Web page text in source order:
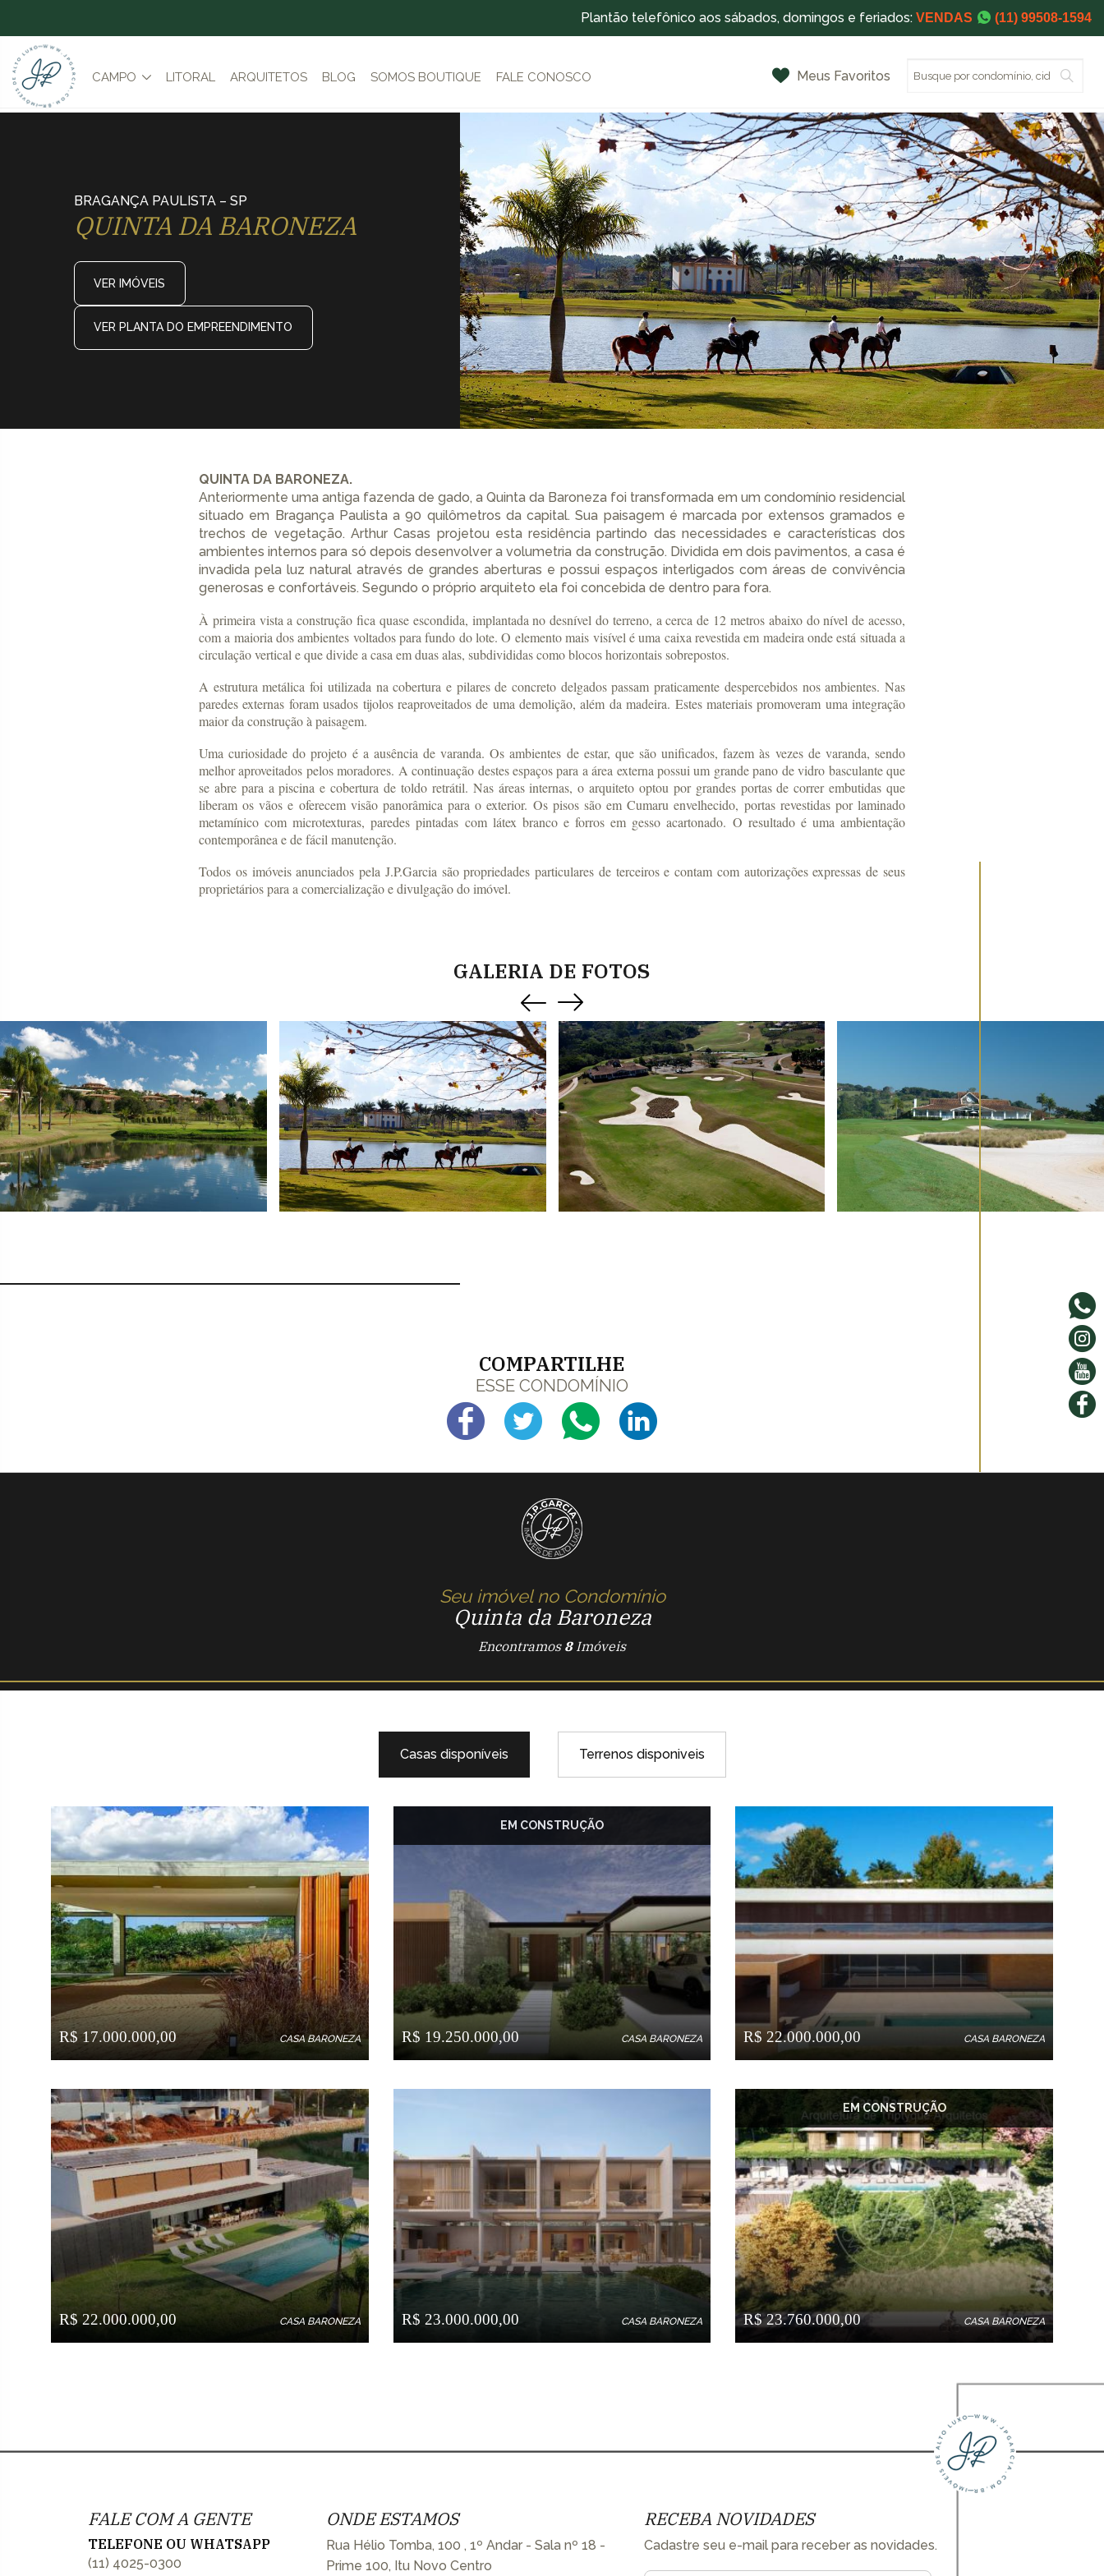
Plantão telefônico aos sábados, domingos e feriados: VENDAS (11) 99508-1594
CAMPO LITORAL ARQUITETOS BLOG SOMOS BOUTIQUE FALE CONOSCO Meus Favoritos
BRAGANÇA PAULISTA – SP
QUINTA DA BARONEZA
VER IMÓVEIS
VER PLANTA DO EMPREENDIMENTO
QUINTA DA BARONEZA.
Anteriormente uma antiga fazenda de gado, a Quinta da Baroneza foi transformada em um condomínio residencial
situado em Bragança Paulista a 90 quilômetros da capital. Sua paisagem é marcada por extensos gramados e
trechos de vegetação. Arthur Casas projetou esta residência partindo das necessidades e características dos
ambientes internos para só depois desenvolver a volumetria da construção. Dividida em dois pavimentos, a casa é
invadida pela luz natural através de grandes aberturas e possui espaços interligados com áreas de convivência
generosas e confortáveis. Segundo o próprio arquiteto ela foi concebida de dentro para fora.
À primeira vista a construção fica quase escondida, implantada no desnível do terreno, a cerca de 12 metros abaixo do nível de acesso,
com a maioria dos ambientes voltados para fundo do lote. O elemento mais visível é uma caixa revestida em madeira onde está situada a
circulação vertical e que divide a casa em duas alas, subdivididas como blocos horizontais sobrepostos.
A estrutura metálica foi utilizada na cobertura e pilares de concreto delgados passam praticamente despercebidos nos ambientes. Nas
paredes externas foram usados tijolos reaproveitados de uma demolição, além da madeira. Estes materiais promoveram uma integração
maior da construção à paisagem.
Uma curiosidade do projeto é a ausência de varanda. Os ambientes de estar, que são unificados, fazem às vezes de varanda, sendo
melhor aproveitados pelos moradores. A continuação destes espaços para a área externa possui um grande pano de vidro basculante que
se abre para a piscina e cobertura de toldo retrátil. Nas áreas internas, o arquiteto optou por grandes portas de correr embutidas que
liberam os vãos e oferecem visão panorâmica para o exterior. Os pisos são em Cumaru envelhecido, portas revestidas por laminado
metamínico com microtexturas, paredes pintadas com látex branco e forros em gesso acartonado. O resultado é uma ambientação
contemporânea e de fácil manutenção.
Todos os imóveis anunciados pela J.P.Garcia são propriedades particulares de terceiros e contam com autorizações expressas de seus
proprietários para a comercialização e divulgação do imóvel.
GALERIA DE FOTOS
COMPARTILHE
ESSE CONDOMÍNIO
Seu imóvel no Condomínio
Quinta da Baroneza
Encontramos 8Imóveis
Casas disponíveis Terrenos disponiveis
R$ 17.000.000,00 CASA BARONEZA
EM CONSTRUÇÃO
R$ 19.250.000,00 CASA BARONEZA R$ 22.000.000,00 CASA BARONEZA
R$ 22.000.000,00 CASA BARONEZA R$ 23.000.000,00 CASA BARONEZA
EM CONSTRUÇÃO
R$ 23.760.000,00 CASA BARONEZA
FALE COM A GENTE
TELEFONE OU WHATSAPP
(11) 4025-0300
ONDE ESTAMOS
Rua Hélio Tomba, 100 , 1º Andar - Sala nº 18 -
Prime 100, Itu Novo Centro
RECEBA NOVIDADES
Cadastre seu e-mail para receber as novidades.